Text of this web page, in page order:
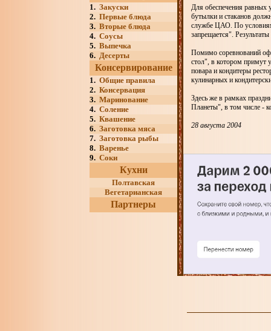
1. Закуски
2. Первые блюда
3. Вторые блюда
4. Соусы
5. Выпечка
6. Десерты
Консервирование
1. Общие правила
2. Консервация
3. Маринование
4. Соление
5. Квашение
6. Заготовка мяса
7. Заготовка рыбы
8. Варенье
9. Соки
Кухни
Полтавская
Вегетарианская
Партнеры
Для обеспечения равных
бутылки и стаканов
службе ЦАО. По условиям
запрещается".
Помимо соревнований
стол", в котором примут
повара и кондитеры
кулинарных и
Здесь же в рамках
Планеты", в том числе -
28 августа 2004